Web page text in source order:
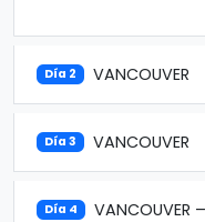
Día 2 VANCOUVER
Día 3 VANCOUVER
Día 4 VANCOUVER